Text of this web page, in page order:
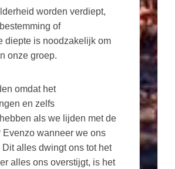
worden verdiept,
of
diepte is noodzakelijk om
onze groep.
omdat het
en zelfs
als we lijden met de
wanneer we ons
alles dwingt ons tot het
alles ons overstijgt, is het